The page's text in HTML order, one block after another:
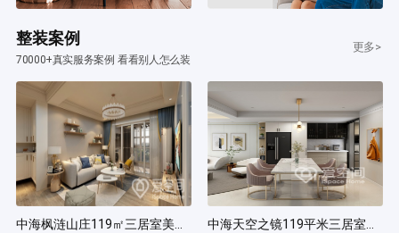
整装案例
70000+真实服务案例 看看别人怎么装
更多>
中海枫涟山庄119㎡三居室美式风装修案例 中海天空之镜119平米三居室北欧风装修案例